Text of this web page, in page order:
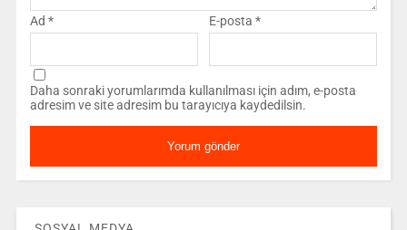
Ad * E-posta *
Daha sonraki yorumlarımda kullanılması için adım, e-posta
adresim ve site adresim bu tarayıcıya kaydedilsin.